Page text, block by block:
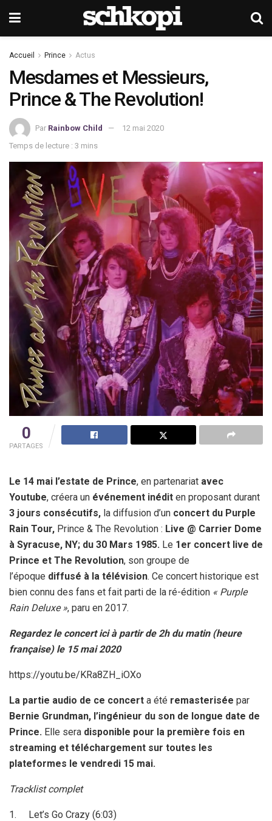
Accueil Prince Actus
Mesdames et Messieurs,
Prince & The Revolution!
Par Rainbow Child
12 mai 2020
Temps de lecture : 3 mins
0
PARTAGES
Le 14 mai l’estate de Prince, en partenariat avec
Youtube, créera un événement inédit en proposant durant
3 jours consécutifs, la diffusion d’un concert du Purple
Rain Tour, Prince & The Revolution : Live @ Carrier Dome
à Syracuse, NY; du 30 Mars 1985. Le 1er concert live de
Prince et The Revolution, son groupe de
l’époque diffusé à la télévision. Ce concert historique est
bien connu des fans et fait parti de la ré-édition « Purple
Rain Deluxe », paru en 2017.
Regardez le concert ici à partir de 2h du matin (heure
française) le 15 mai 2020
https://youtu.be/KRa8ZH_iOXo
La partie audio de ce concert a été remasterisée par
Bernie Grundman, l’ingénieur du son de longue date de
Prince. Elle sera disponible pour la première fois en
streaming et téléchargement sur toutes les
plateformes le vendredi 15 mai.
Tracklist complet
1. Let’s Go Crazy (6:03)